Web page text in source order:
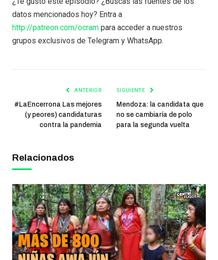
datos mencionados hoy? Entra a
http://patreon.com/ocram para acceder a nuestros
grupos exclusivos de Telegram y WhatsApp.
ANTERIOR
#LaEncerrona Las mejores
(y peores) candidaturas
contra la pandemia
SIGUIENTE
Mendoza: la candidata que
no se cambiaría de polo
para la segunda vuelta
Relacionados